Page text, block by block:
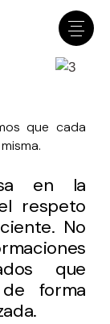
que cada
en la
respeto
No
que
forma